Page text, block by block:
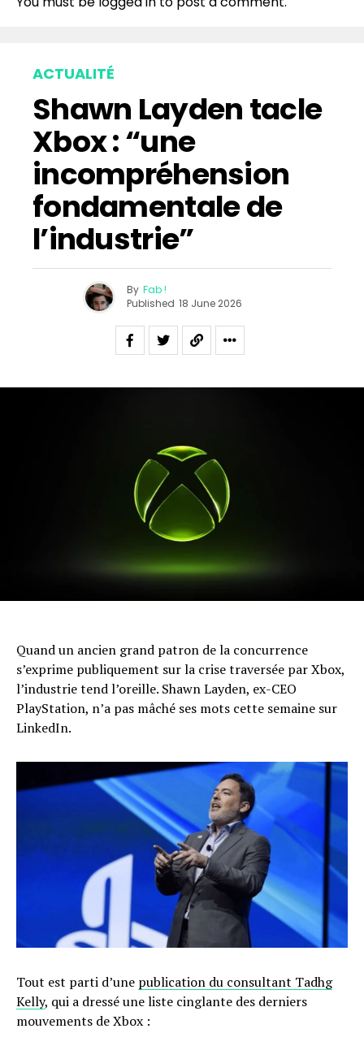
ACTUALITÉ
Shawn Layden tacle
Xbox : “une
incompréhension
fondamentale de
l’industrie”
By Fab !
Published 18 June 2026
Quand un ancien grand patron de la concurrence
s’exprime publiquement sur la crise traversée par Xbox,
l’industrie tend l’oreille. Shawn Layden, ex-CEO
PlayStation, n’a pas mâché ses mots cette semaine sur
LinkedIn.
Tout est parti d’une publication du consultant Tadhg
Kelly, qui a dressé une liste cinglante des derniers
mouvements de Xbox :